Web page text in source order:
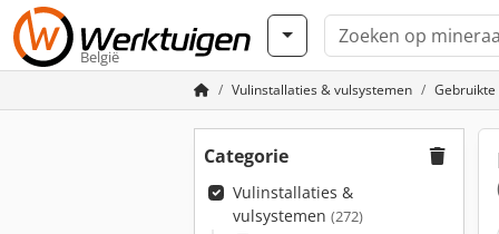
België
Vulinstallaties & vulsystemen
Categorie
Vulinstallaties &
vulsystemen (272)